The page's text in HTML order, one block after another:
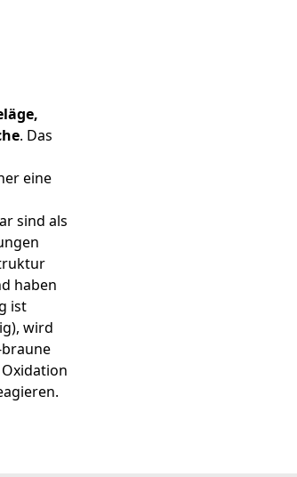
. Das
eine
sind als
haben
ist
wird